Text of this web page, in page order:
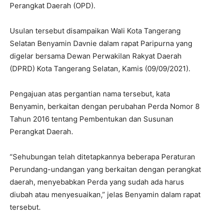
Perangkat Daerah (OPD).
Usulan tersebut disampaikan Wali Kota Tangerang
Selatan Benyamin Davnie dalam rapat Paripurna yang
digelar bersama Dewan Perwakilan Rakyat Daerah
(DPRD) Kota Tangerang Selatan, Kamis (09/09/2021).
Pengajuan atas pergantian nama tersebut, kata
Benyamin, berkaitan dengan perubahan Perda Nomor 8
Tahun 2016 tentang Pembentukan dan Susunan
Perangkat Daerah.
“Sehubungan telah ditetapkannya beberapa Peraturan
Perundang-undangan yang berkaitan dengan perangkat
daerah, menyebabkan Perda yang sudah ada harus
diubah atau menyesuaikan,” jelas Benyamin dalam rapat
tersebut.